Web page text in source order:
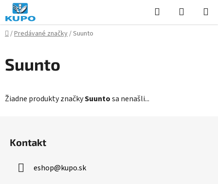
Prejsť
na
obsah
Hľadať
KOŠÍK
Domov
/Predávané značky/Suunto
Suunto
Žiadne produkty značkySuuntosa nenašli...
Kontakt
eshop@kupo.sk